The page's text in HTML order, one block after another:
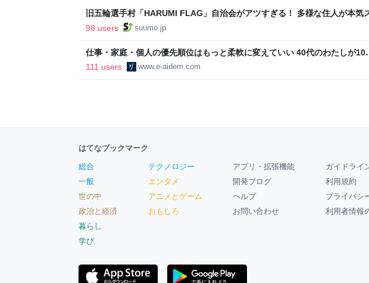
旧五輪選手村「HARUMI FLAG」自治会がアツすぎる！ 多様な住人が本気
ルで挑む、盆踊り2万人集客や交通改善など“街の価値向上”戦略 東京・中央
98 users suumo.jp
仕事・家庭・個人の優先順位はもっと柔軟に変えていい 40代のわたしが10
後の自分に伝えたいこと - りっすん by イーアイデム
111 users www.e-aidem.com
はてなブックマーク
総合
一般
世の中
政治と経済
暮らし
学び
テクノロジー
エンタメ
アニメとゲーム
おもしろ
アプリ・拡張機能
開発ブログ
ヘルプ
お問い合わせ
ガイドライ
利用規約
プライバシ
利用者情報